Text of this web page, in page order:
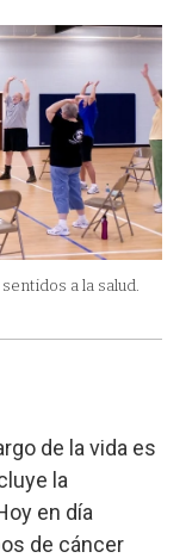
a la salud.
de la vida es
la
en día
de cáncer